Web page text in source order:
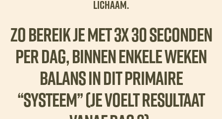
lichaam.
Zo bereik je met 3x 30 seconden
per dag, binnen enkele weken
BALANS in dit primaire
“SYSTEEM” (je voelt resultaat